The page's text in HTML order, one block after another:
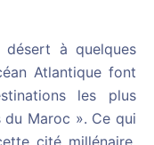
désert à quelques
Atlantique font
les plus
Maroc ». Ce qui